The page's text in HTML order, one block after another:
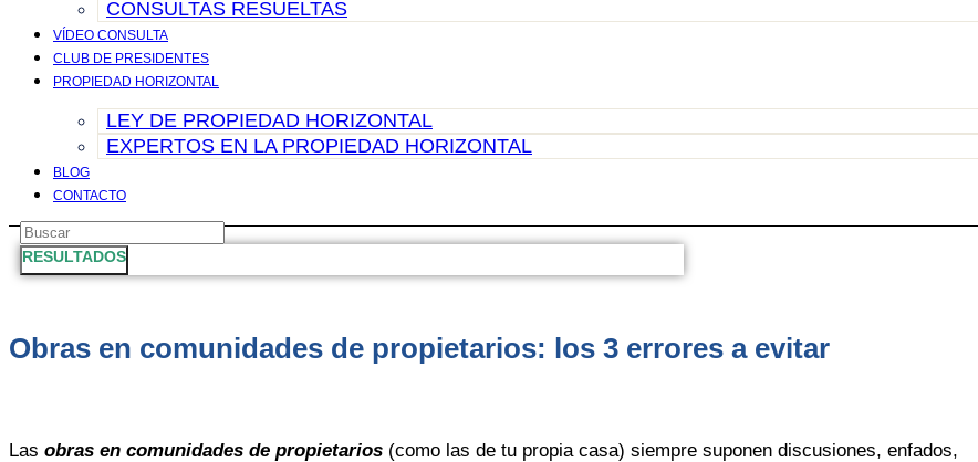
CONSULTAS RESUELTAS
VÍDEO CONSULTA
CLUB DE PRESIDENTES
PROPIEDAD HORIZONTAL
LEY DE PROPIEDAD HORIZONTAL
EXPERTOS EN LA PROPIEDAD HORIZONTAL
BLOG
CONTACTO
Search
...
RESULTADOS
Obras en comunidades de propietarios: los 3 errores a evitar
Las obras en comunidades de propietarios (como las de tu propia casa) siempre suponen discusiones, enfados,